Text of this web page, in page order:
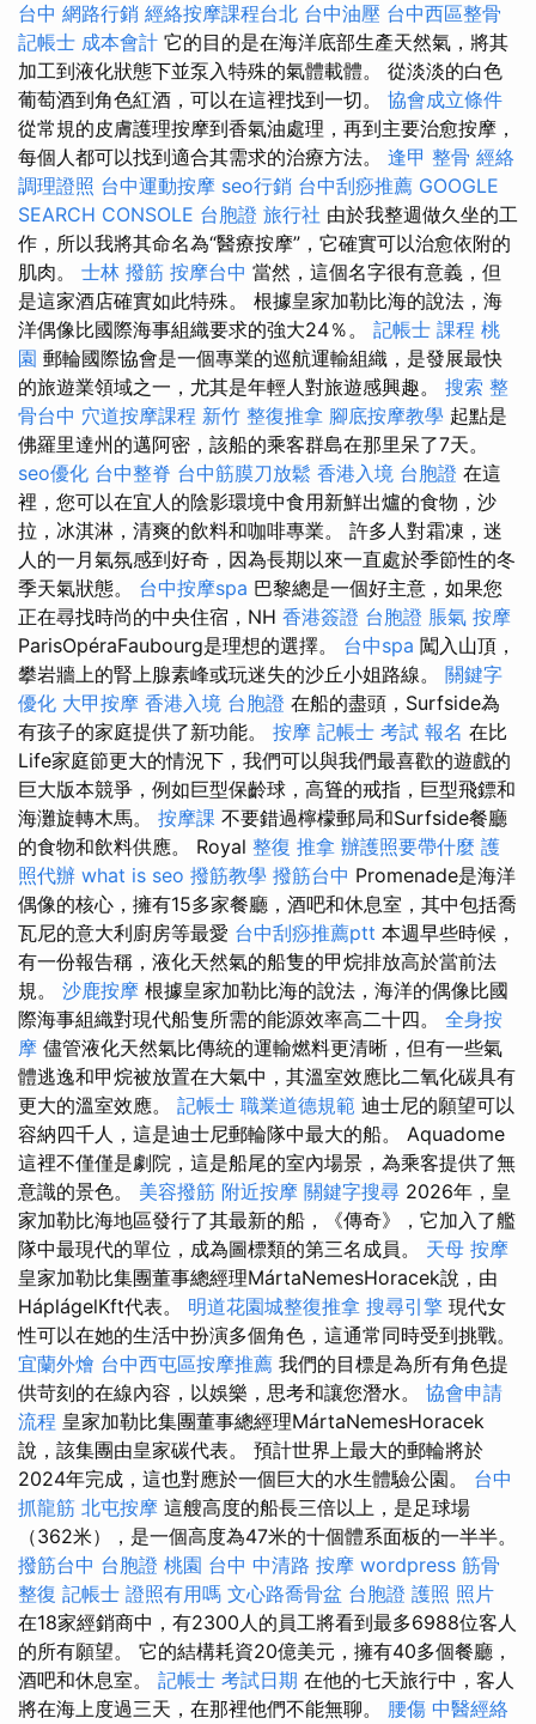
台中 網路行銷 經絡按摩課程台北 台中油壓 台中西區整骨
記帳士 成本會計 它的目的是在海洋底部生產天然氣，將其
加工到液化狀態下並泵入特殊的氣體載體。 從淡淡的白色
葡萄酒到角色紅酒，可以在這裡找到一切。 協會成立條件
從常規的皮膚護理按摩到香氣油處理，再到主要治愈按摩，
每個人都可以找到適合其需求的治療方法。 逢甲 整骨 經絡
調理證照 台中運動按摩 seo行銷 台中刮痧推薦 GOOGLE
SEARCH CONSOLE 台胞證 旅行社 由於我整週做久坐的工
作，所以我將其命名為“醫療按摩”，它確實可以治愈依附的
肌肉。 士林 撥筋 按摩台中 當然，這個名字很有意義，但
是這家酒店確實如此特殊。 根據皇家加勒比海的說法，海
洋偶像比國際海事組織要求的強大24％。 記帳士 課程 桃
園 郵輪國際協會是一個專業的巡航運輸組織，是發展最快
的旅遊業領域之一，尤其是年輕人對旅遊感興趣。 搜索 整
骨台中 穴道按摩課程 新竹 整復推拿 腳底按摩教學 起點是
佛羅里達州的邁阿密，該船的乘客群島在那里呆了7天。
seo優化 台中整脊 台中筋膜刀放鬆 香港入境 台胞證 在這
裡，您可以在宜人的陰影環境中食用新鮮出爐的食物，沙
拉，冰淇淋，清爽的飲料和咖啡專業。 許多人對霜凍，迷
人的一月氣氛感到好奇，因為長期以來一直處於季節性的冬
季天氣狀態。 台中按摩spa 巴黎總是一個好主意，如果您
正在尋找時尚的中央住宿，NH 香港簽證 台胞證 脹氣 按摩
ParisOpéraFaubourg是理想的選擇。 台中spa 闖入山頂，
攀岩牆上的腎上腺素峰或玩迷失的沙丘小姐路線。 關鍵字
優化 大甲按摩 香港入境 台胞證 在船的盡頭，Surfside為
有孩子的家庭提供了新功能。 按摩 記帳士 考試 報名 在比
Life家庭節更大的情況下，我們可以與我們最喜歡的遊戲的
巨大版本競爭，例如巨型保齡球，高聳的戒指，巨型飛鏢和
海灘旋轉木馬。 按摩課 不要錯過檸檬郵局和Surfside餐廳
的食物和飲料供應。 Royal 整復 推拿 辦護照要帶什麼 護
照代辦 what is seo 撥筋教學 撥筋台中 Promenade是海洋
偶像的核心，擁有15多家餐廳，酒吧和休息室，其中包括喬
瓦尼的意大利廚房等最愛 台中刮痧推薦ptt 本週早些時候，
有一份報告稱，液化天然氣的船隻的甲烷排放高於當前法
規。 沙鹿按摩 根據皇家加勒比海的說法，海洋的偶像比國
際海事組織對現代船隻所需的能源效率高二十四。 全身按
摩 儘管液化天然氣比傳統的運輸燃料更清晰，但有一些氣
體逃逸和甲烷被放置在大氣中，其溫室效應比二氧化碳具有
更大的溫室效應。 記帳士 職業道德規範 迪士尼的願望可以
容納四千人，這是迪士尼郵輪隊中最大的船。 Aquadome
這裡不僅僅是劇院，這是船尾的室內場景，為乘客提供了無
意識的景色。 美容撥筋 附近按摩 關鍵字搜尋 2026年，皇
家加勒比海地區發行了其最新的船，《傳奇》，它加入了艦
隊中最現代的單位，成為圖標類的第三名成員。 天母 按摩
皇家加勒比集團董事總經理MártaNemesHoracek說，由
HáplágelKft代表。 明道花園城整復推拿 搜尋引擎 現代女
性可以在她的生活中扮演多個角色，這通常同時受到挑戰。
宜蘭外燴 台中西屯區按摩推薦 我們的目標是為所有角色提
供苛刻的在線內容，以娛樂，思考和讓您潛水。 協會申請
流程 皇家加勒比集團董事總經理MártaNemesHoracek
說，該集團由皇家碳代表。 預計世界上最大的郵輪將於
2024年完成，這也對應於一個巨大的水生體驗公園。 台中
抓龍筋 北屯按摩 這艘高度的船長三倍以上，是足球場
（362米），是一個高度為47米的十個體系面板的一半半。
撥筋台中 台胞證 桃園 台中 中清路 按摩 wordpress 筋骨
整復 記帳士 證照有用嗎 文心路喬骨盆 台胞證 護照 照片
在18家經銷商中，有2300人的員工將看到最多6988位客人
的所有願望。 它的結構耗資20億美元，擁有40多個餐廳，
酒吧和休息室。 記帳士 考試日期 在他的七天旅行中，客人
將在海上度過三天，在那裡他們不能無聊。 腰傷 中醫經絡